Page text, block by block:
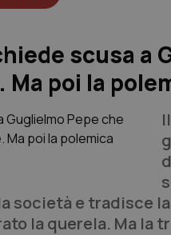
scusa a
Ma poi la
e tradisce
la querela. Ma la